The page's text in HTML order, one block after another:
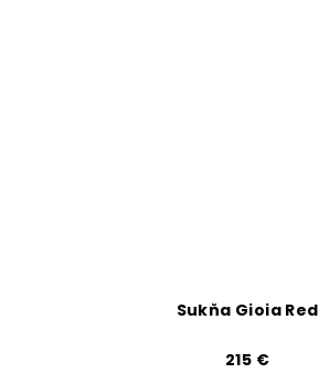
Sukňa Gioia Red
215 €